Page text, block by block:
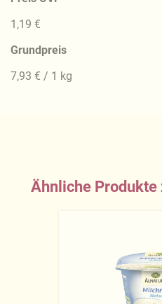
1,19 €
Grundpreis
7,93 € / 1 kg
Ähnliche